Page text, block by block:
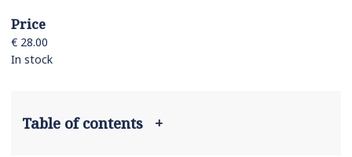
Price
€ 28.00
In stock
Table of contents +